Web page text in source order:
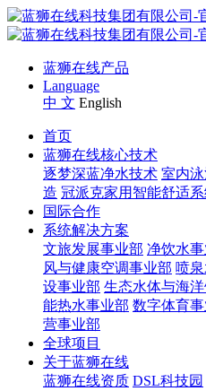
蓝狮在线产品
Language
中 文 English
首页
蓝狮在线核心技术
逐梦深蓝净水技术 室内
造 冠派克家用智能舒适
国际合作
系统解决方案
文旅发展事业部 净饮水
风与健康空调事业部 喷
设事业部 生态水体与海
能热水事业部 数字体育
营事业部
全球项目
关于蓝狮在线
蓝狮在线资质 DSL科技园